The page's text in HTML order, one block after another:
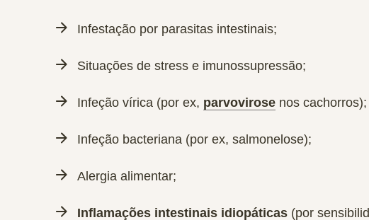
Infestação por parasitas intestinais;
Situações de stress e imunossupressão;
Infeção vírica (por ex, parvovirose nos cachorros);
Infeção bacteriana (por ex, salmonelose);
Alergia alimentar;
Inflamações intestinais idiopáticas (por